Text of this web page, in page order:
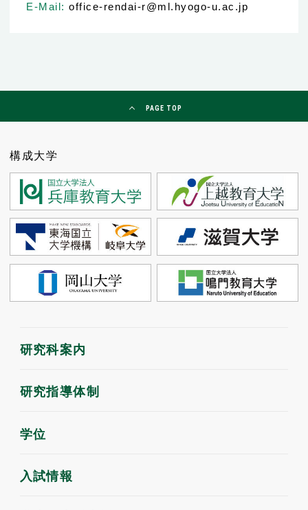
E-Mail: office-rendai-r@ml.hyogo-u.ac.jp
PAGE TOP
構成大学
研究科案内
研究指導体制
学位
入試情報